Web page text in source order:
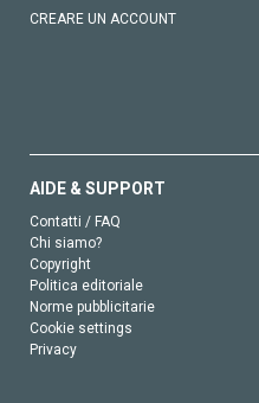
CREARE UN ACCOUNT
AIDE & SUPPORT
Contatti / FAQ
Chi siamo?
Copyright
Politica editoriale
Norme pubblicitarie
Cookie settings
Privacy